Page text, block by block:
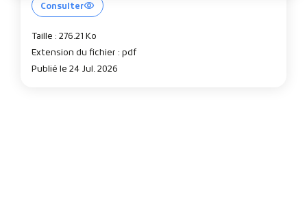
Consulter
Taille : 276.21 Ko
Extension du fichier : pdf
Publié le 24 Jul. 2026